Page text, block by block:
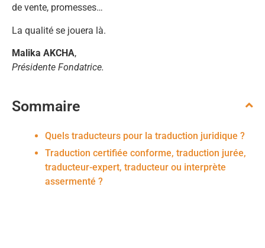
de vente, promesses…
La qualité se jouera là.
Malika AKCHA,
Présidente Fondatrice.
Sommaire
Quels traducteurs pour la traduction juridique ?
Traduction certifiée conforme, traduction jurée,
traducteur-expert, traducteur ou interprète
assermenté ?